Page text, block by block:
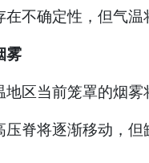
在不确定性，但气
雾
区当前笼罩的烟雾
脊将逐渐移动，